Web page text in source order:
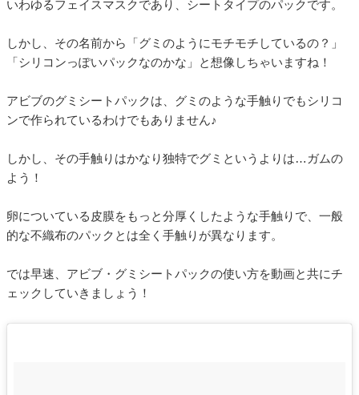
いわゆるフェイスマスクであり、シートタイプのパックです。
しかし、その名前から「グミのようにモチモチしているの？」
「シリコンっぽいパックなのかな」と想像しちゃいますね！
アビブのグミシートパックは、グミのような手触りでもシリコ
ンで作られているわけでもありません♪
しかし、その手触りはかなり独特でグミというよりは…ガムの
よう！
卵についている皮膜をもっと分厚くしたような手触りで、一般
的な不織布のパックとは全く手触りが異なります。
では早速、アビブ・グミシートパックの使い方を動画と共にチ
ェックしていきましょう！